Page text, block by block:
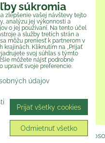
Zásady ochrany
súkromia
zlepšenie vašej návštevy tejto
analýzu jej výkonnosti a
o jej používaní. Na tento účel
a služby tretích strán a
môžu preniesť k partnerom v
krajinách. Kliknutím na „Prijať
svoj súhlas s týmto
môžete nájsť podrobné
upraviť svoje preferencie.
údajov
Prijať všetky cookies
Odmietnuť všetko